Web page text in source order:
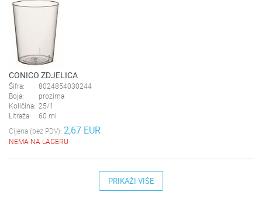
CONICO ZDJELICA
Šifra:
8024854030244
Boja:
prozirna
Količina: 25/1
Litraža:
60 ml
Cijena (bez PDV): 2,67 EUR
NEMA NA LAGERU
PRIKAŽI VIŠE